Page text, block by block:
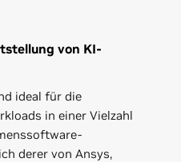
von KI-
ideal für die
in einer Vielzahl
derer von Ansys,